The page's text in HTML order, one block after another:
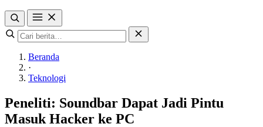
Beranda
·
Teknologi
Peneliti: Soundbar Dapat Jadi Pintu
Masuk Hacker ke PC